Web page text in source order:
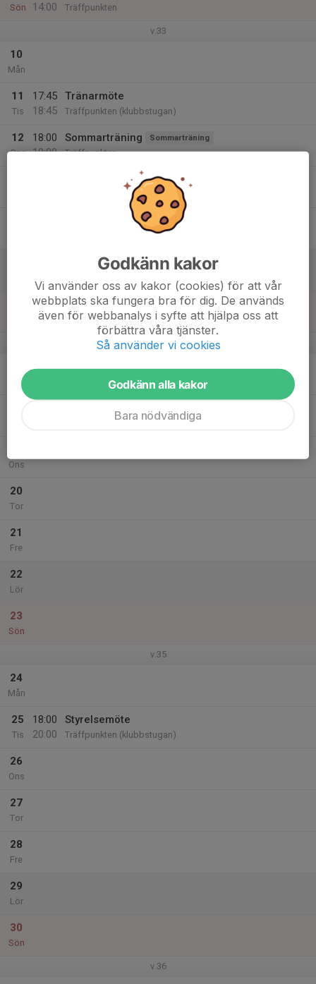
Sön
14:00
Träffpunkten
v.33
10
Mån
11
Tis
17:45
18:45
Tränarmöte
Träffpunkten (klubbstugan)
12
Ons
18:00
19:00
Sommarträning Sommarträning
Träffpunkten
SM-Armborst
10:00
15:00
SM-Armborst
Träffpunkten
v.34
Mån
Ons
20
Tor
21
Fre
22
Lör
23
Sön
v.35
24
Mån
25
Tis
18:00
20:00
Styrelsemöte
Träffpunkten (klubbstugan)
26
Ons
27
Tor
28
Fre
29
Lör
30
Sön
v.36
Godkänn kakor
Vi använder oss av kakor (cookies) för att vår
webbplats ska fungera bra för dig. De används
även för webbanalys i syfte att hjälpa oss att
förbättra våra tjänster.
Så använder vi cookies
Godkänn alla kakor
Bara nödvändiga